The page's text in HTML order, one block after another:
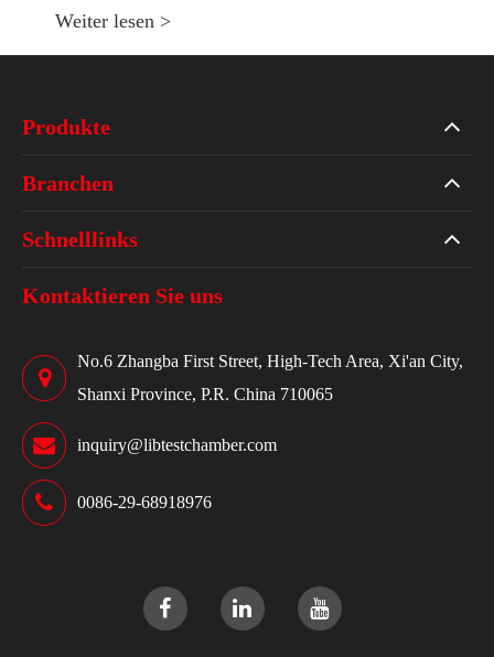
Weiter lesen >
Produkte
Branchen
Schnelllinks
Kontaktieren Sie uns
No.6 Zhangba First Street, High-Tech Area, Xi'an City,
Shanxi Province, P.R. China 710065
inquiry@libtestchamber.com
0086-29-68918976